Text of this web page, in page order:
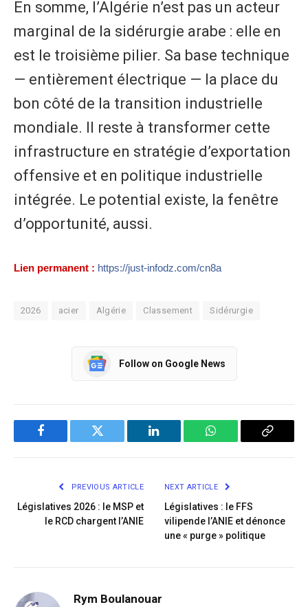
En somme, l’Algérie n’est pas un acteur
marginal de la sidérurgie arabe : elle en
est le troisième pilier. Sa base technique
— entièrement électrique — la place du
bon côté de la transition industrielle
mondiale. Il reste à transformer cette
infrastructure en stratégie d’exportation
offensive et en politique industrielle
intégrée. Le potential existe, la fenêtre
d’opportunité, aussi.
Lien permanent : https://just-infodz.com/cn8a
2026 acier Algérie Classement Sidérurgie
Follow on Google News
Facebook Twitter LinkedIn WhatsApp Copy
PREVIOUS ARTICLE
Législatives 2026 : le MSP et
le RCD chargent l’ANIE
NEXT ARTICLE
Législatives : le FFS
vilipende l’ANIE et dénonce
une « purge » politique
Rym Boulanouar